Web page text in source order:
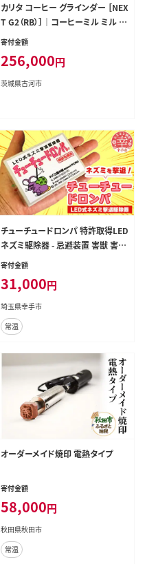
カリタ コーヒー グラインダー ［NEX
T G2（RB）］｜コーヒーミル ミル 電
動 電動コーヒーミル 静音 粉 飛散
ヤルブルー ブルー 青 スタイリッシュ
おしゃれ かわいい カリタ ご自宅用
寄付金額
256,000円
茨城県古河市
チューチュードロンパ 特許取得LED
ネズミ駆除器 - 忌避装置 害獣 害虫
撃退 安全 LED 点滅 埼玉県 幸手市
寄付金額
31,000円
埼玉県幸手市
常温
オーダーメイド焼印 電熱タイプ
寄付金額
58,000円
秋田県秋田市
常温